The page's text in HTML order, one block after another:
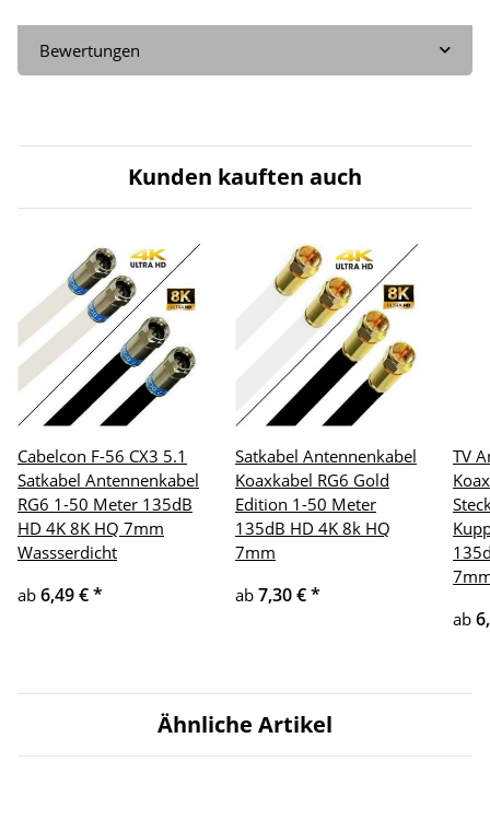
Bewertungen
Kunden kauften auch
Cabelcon F-56 CX3 5.1
Satkabel Antennenkabel
RG6 1-50 Meter 135dB
HD 4K 8K HQ 7mm
Wassserdicht
ab 6,49 €*
Satkabel Antennenkabel
Koaxkabel RG6 Gold
Edition 1-50 Meter
135dB HD 4K 8k HQ
7mm
ab 7,30 €*
TV
ab
Ähnliche Artikel